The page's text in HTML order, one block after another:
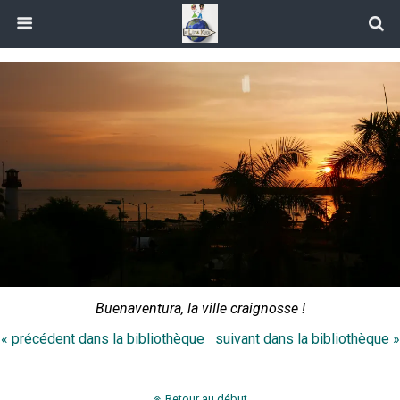
Buenaventura, la ville craignosse !
« précédent dans la bibliothèque
suivant dans la bibliothèque »